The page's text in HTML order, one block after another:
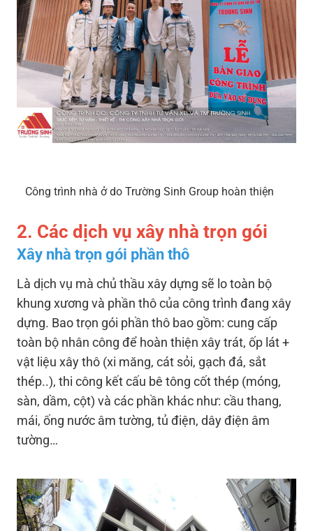
Công trình nhà ở do Trường Sinh Group hoàn thiện
2. Các dịch vụ xây nhà trọn gói
Xây nhà trọn gói phần thô
Là dịch vụ mà chủ thầu xây dựng sẽ lo toàn bộ
khung xương và phần thô của công trình đang xây
dựng. Bao trọn gói phần thô bao gồm: cung cấp
toàn bộ nhân công để hoàn thiện xây trát, ốp lát +
vật liệu xây thô (xi măng, cát sỏi, gạch đá, sắt
thép..), thi công kết cấu bê tông cốt thép (móng,
sàn, dầm, cột) và các phần khác như: cầu thang,
mái, ống nước âm tường, tủ điện, dây điện âm
tường…